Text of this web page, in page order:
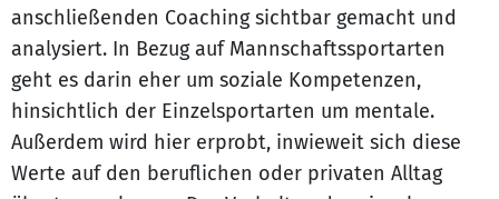
anschließenden Coaching sichtbar gemacht und
analysiert. In Bezug auf Mannschaftssportarten
geht es darin eher um soziale Kompetenzen,
hinsichtlich der Einzelsportarten um mentale.
Außerdem wird hier erprobt, inwieweit sich diese
Werte auf den beruflichen oder privaten Alltag